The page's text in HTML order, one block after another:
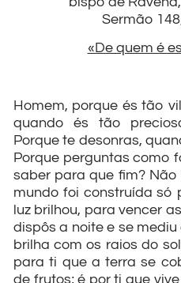
Sermão
«De quem é
Homem, porque és tão
quando és tão
Porque te desonras,
Porque perguntas como
saber para que fim?
mundo foi construída só
luz brilhou, para vencer
dispôs a noite e se
brilha com os raios do
para ti que a terra se
de frutos; é por ti que